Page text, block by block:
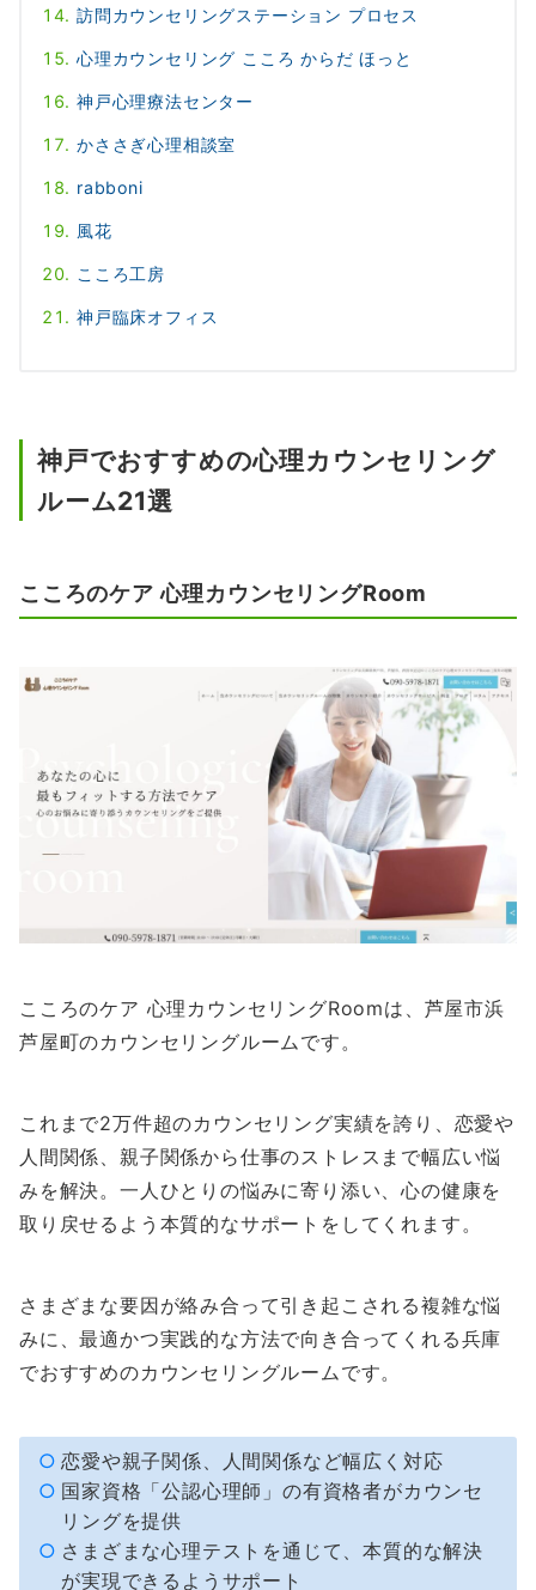
訪問カウンセリングステーション プロセス
心理カウンセリング こころ からだ ほっと
神戸心理療法センター
かささぎ心理相談室
rabboni
風花
こころ工房
神戸臨床オフィス
神戸でおすすめの心理カウンセリング
ルーム21選
こころのケア 心理カウンセリングRoom
こころのケア 心理カウンセリングRoomは、芦屋市浜
芦屋町のカウンセリングルームです。
これまで2万件超のカウンセリング実績を誇り、恋愛や
人間関係、親子関係から仕事のストレスまで幅広い悩
みを解決。一人ひとりの悩みに寄り添い、心の健康を
取り戻せるよう本質的なサポートをしてくれます。
さまざまな要因が絡み合って引き起こされる複雑な悩
みに、最適かつ実践的な方法で向き合ってくれる兵庫
でおすすめのカウンセリングルームです。
恋愛や親子関係、人間関係など幅広く対応
国家資格「公認心理師」の有資格者がカウンセ
リングを提供
さまざまな心理テストを通じて、本質的な解決
が実現できるようサポート